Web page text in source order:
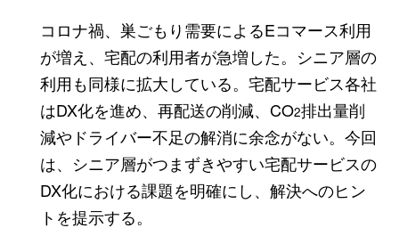
コロナ禍、巣ごもり需要によるEコマース利用
が増え、宅配の利用者が急増した。シニア層の
利用も同様に拡大している。宅配サービス各社
はDX化を進め、再配送の削減、CO2排出量削
減やドライバー不足の解消に余念がない。今回
は、シニア層がつまずきやすい宅配サービスの
DX化における課題を明確にし、解決へのヒン
トを提示する。